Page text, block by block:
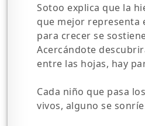
Sotoo explica que la
que mejor representa
para crecer se
Acercándote
entre las hojas, hay
Cada niño que pasa
vivos, alguno se